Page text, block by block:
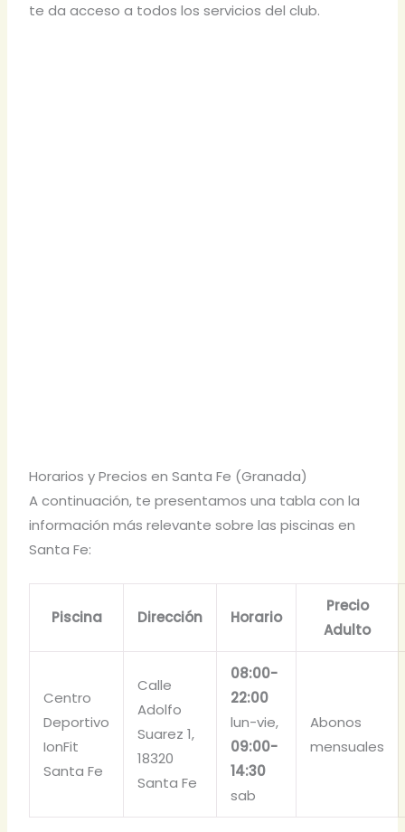
te da acceso a todos los servicios del club.
Horarios y Precios en Santa Fe (Granada)
A continuación, te presentamos una tabla con la
información más relevante sobre las piscinas en
Santa Fe:
Piscina Dirección Horario
Precio
Adulto
Centro
Deportivo
IonFit
Santa Fe
Calle
Adolfo
Suarez 1,
18320
Santa Fe
08:00-
22:00
lun-vie,
09:00-
14:30
sab
Abonos
mensuales